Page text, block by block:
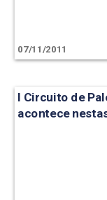
07/11/2011
I Circuito de
acontece